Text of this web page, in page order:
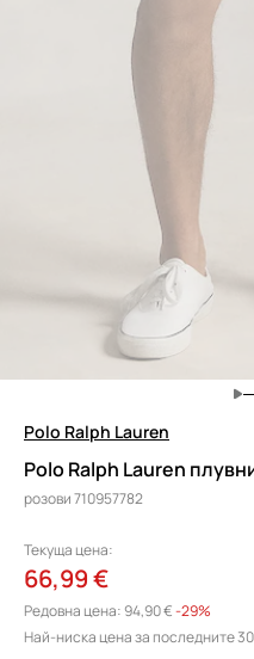
Polo Ralph Lauren
Polo Ralph Lauren
розови 710957782
Текуща цена:
66,99 €
Редовна цена: 94,90 €-29%
Най-ниска цена за последните